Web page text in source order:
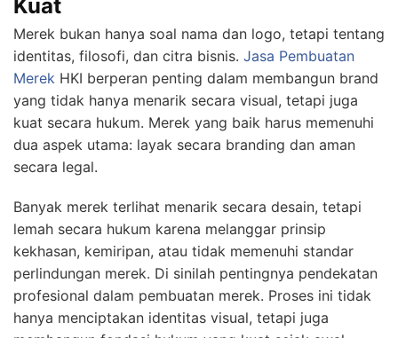
Kuat
Merek bukan hanya soal nama dan logo, tetapi tentang
identitas, filosofi, dan citra bisnis. Jasa Pembuatan
Merek HKI berperan penting dalam membangun brand
yang tidak hanya menarik secara visual, tetapi juga
kuat secara hukum. Merek yang baik harus memenuhi
dua aspek utama: layak secara branding dan aman
secara legal.
Banyak merek terlihat menarik secara desain, tetapi
lemah secara hukum karena melanggar prinsip
kekhasan, kemiripan, atau tidak memenuhi standar
perlindungan merek. Di sinilah pentingnya pendekatan
profesional dalam pembuatan merek. Proses ini tidak
hanya menciptakan identitas visual, tetapi juga